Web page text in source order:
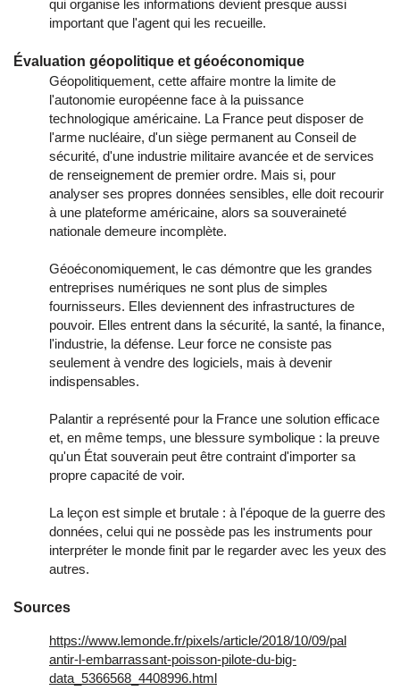
qui organise les informations devient presque aussi
important que l'agent qui les recueille.
Évaluation géopolitique et géoéconomique
Géopolitiquement, cette affaire montre la limite de
l'autonomie européenne face à la puissance
technologique américaine. La France peut disposer de
l'arme nucléaire, d'un siège permanent au Conseil de
sécurité, d'une industrie militaire avancée et de services
de renseignement de premier ordre. Mais si, pour
analyser ses propres données sensibles, elle doit recourir
à une plateforme américaine, alors sa souveraineté
nationale demeure incomplète.
Géoéconomiquement, le cas démontre que les grandes
entreprises numériques ne sont plus de simples
fournisseurs. Elles deviennent des infrastructures de
pouvoir. Elles entrent dans la sécurité, la santé, la finance,
l'industrie, la défense. Leur force ne consiste pas
seulement à vendre des logiciels, mais à devenir
indispensables.
Palantir a représenté pour la France une solution efficace
et, en même temps, une blessure symbolique : la preuve
qu'un État souverain peut être contraint d'importer sa
propre capacité de voir.
La leçon est simple et brutale : à l'époque de la guerre des
données, celui qui ne possède pas les instruments pour
interpréter le monde finit par le regarder avec les yeux des
autres.
Sources
https://www.lemonde.fr/pixels/article/2018/10/09/pal
antir-l-embarrassant-poisson-pilote-du-big-
data_5366568_4408996.html